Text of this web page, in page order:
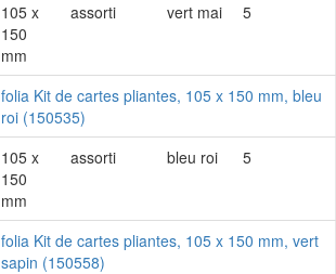
105 x
150
mm
assorti vert mai 5
folia Kit de cartes pliantes, 105 x 150 mm, bleu
roi (150535)
105 x
150
mm
assorti bleu roi 5
folia Kit de cartes pliantes, 105 x 150 mm, vert
sapin (150558)